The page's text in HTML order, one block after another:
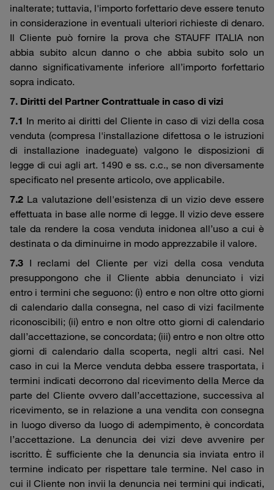
inalterate; tuttavia, l'importo forfettario deve essere tenuto
in considerazione in eventuali ulteriori richieste di denaro.
Il Cliente può fornire la prova che STAUFF ITALIA non
abbia subito alcun danno o che abbia subito solo un
danno significativamente inferiore all’importo forfettario
sopra indicato.
7. Diritti del Partner Contrattuale in caso di vizi
7.1 In merito ai diritti del Cliente in caso di vizi della cosa
venduta (compresa l'installazione difettosa o le istruzioni
di installazione inadeguate) valgono le disposizioni di
legge di cui agli art. 1490 e ss. c.c., se non diversamente
specificato nel presente articolo, ove applicabile.
7.2 La valutazione dell'esistenza di un vizio deve essere
effettuata in base alle norme di legge. Il vizio deve essere
tale da rendere la cosa venduta inidonea all’uso a cui è
destinata o da diminuirne in modo apprezzabile il valore.
7.3 I reclami del Cliente per vizi della cosa venduta
presuppongono che il Cliente abbia denunciato i vizi
entro i termini che seguono: (i) entro e non oltre otto giorni
di calendario dalla consegna, nel caso di vizi facilmente
riconoscibili; (ii) entro e non oltre otto giorni di calendario
dall’accettazione, se concordata; (iii) entro e non oltre otto
giorni di calendario dalla scoperta, negli altri casi. Nel
caso in cui la Merce venduta debba essere trasportata, i
termini indicati decorrono dal ricevimento della Merce da
parte del Cliente ovvero dall’accettazione, successiva al
ricevimento, se in relazione a una vendita con consegna
in luogo diverso da luogo di adempimento, è concordata
l’accettazione. La denuncia dei vizi deve avvenire per
iscritto. È sufficiente che la denuncia sia inviata entro il
termine indicato per rispettare tale termine. Nel caso in
cui il Cliente non invii la denuncia nei termini qui indicati,